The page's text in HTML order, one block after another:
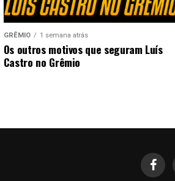
GRÊMIO 1 semana atrás
Os outros motivos que seguram Luís
Castro no Grêmio